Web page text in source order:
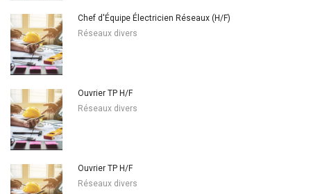
Chef d'Équipe Électricien Réseaux (H/F)
Réseaux divers
Ouvrier TP H/F
Réseaux divers
Ouvrier TP H/F
Réseaux divers